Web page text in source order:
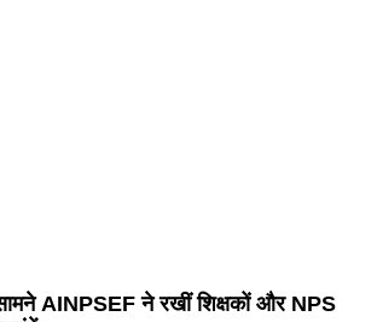
AINPSEF ने रखीं शिक्षकों और NPS